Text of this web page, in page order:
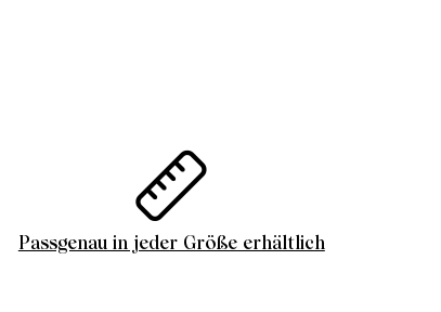
Passgenau in jeder Größe erhältlich